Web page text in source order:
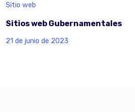
Sitio web
Sitios web Gubernamentales
21 de junio de 2023